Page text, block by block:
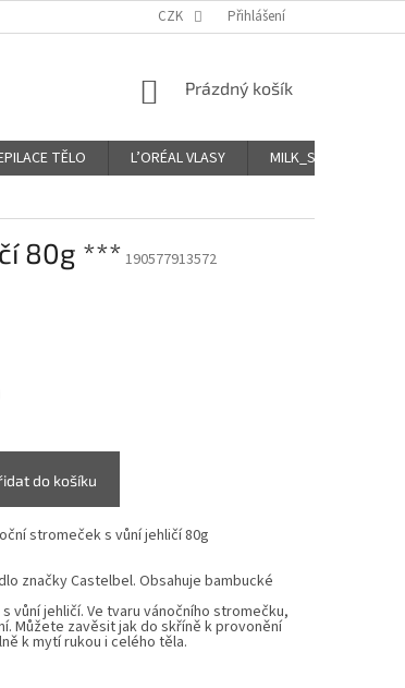
CZK Přihlášení
NÁKUPNÍ
Prázdný košík
TĚLO L’ORÉAL VLASY
MILK_SHAKE Icy
80g *** 190577913572
do košíku
stromečeks vůní jehličí80g
značky Castelbel. Obsahuje bambucké
vůní jehličí. Ve tvaru vánočního stromečku,
Můžete zavěsit jak do skříně k provonění
k mytí rukou i celého těla.